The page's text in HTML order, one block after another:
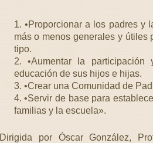
•Proporcionar a los padres y
más o menos generales y útiles
tipo.
•Aumentar la
educación de sus hijos e hijas.
•Crear una Comunidad de
•Servir de base para
familias y la escuela».
por Óscar González,